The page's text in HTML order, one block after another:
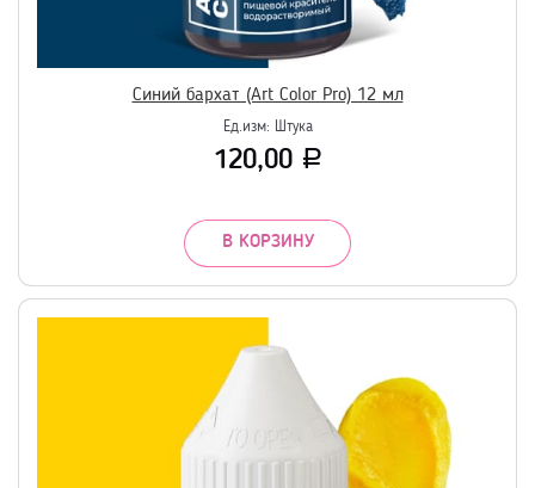
Синий бархат (Art Color Pro) 12 мл
Ед.изм: Штука
120,00 Р
В КОРЗИНУ